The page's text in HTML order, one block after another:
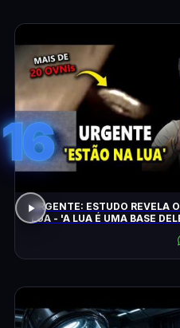
16
URGENTE: ESTUDO REVELA
LUA - 'A LUA É UMA BASE